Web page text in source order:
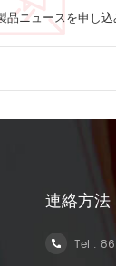
品ニュースを申し
連絡方法
Tel :